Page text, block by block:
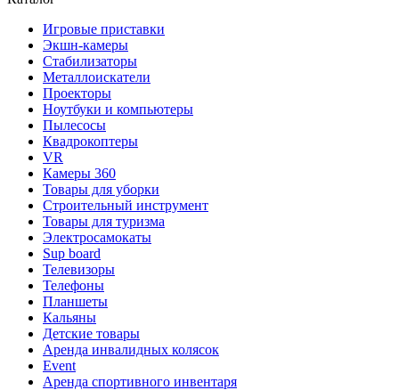
Игровые приставки
Экшн-камеры
Стабилизаторы
Металлоискатели
Проекторы
Ноутбуки и компьютеры
Пылесосы
Квадрокоптеры
VR
Камеры 360
Товары для уборки
Строительный инструмент
Товары для туризма
Электросамокаты
Sup board
Телевизоры
Телефоны
Планшеты
Кальяны
Детские товары
Аренда инвалидных колясок
Event
Аренда спортивного инвентаря